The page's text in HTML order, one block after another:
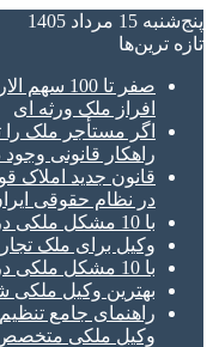
پنج‌شنبه 15 مرداد 1405
تازه‌ ترین‌ها
صفر تا
افراز ملک ورثه ای
اگر مستأجر ملک را
راهکار قانونی وجود
قانون جدید املاک
در نظام حقوقی
با 10 مشکل ملکی در تهران آشنا شوید | راه حل‌ها کدامند؟
وکیل برای ملک
با 10 مشکل ملکی در تهران آشنا شوید | راه حل‌ها کدامند؟
بهترین وکیل ملکی
راهنمای جامع
وکیل ملکی